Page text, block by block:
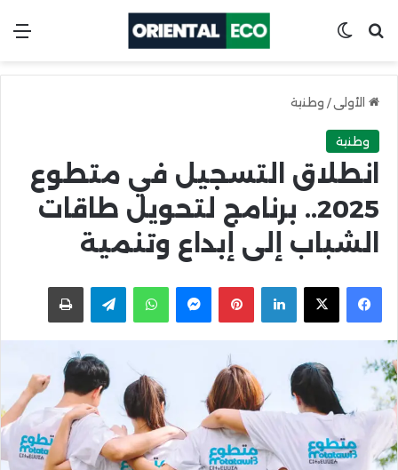
ابحث عنSwitch skin
الأولى / وطنية
وطنية
انطلاق التسجيل في متطوع
2025.. برنامج لتحويل طاقات
الشباب إلى إبداع وتنمية
Facebook
X
LinkedIn
Pinterest
Messenger
WhatsApp
Telegramاطبعها